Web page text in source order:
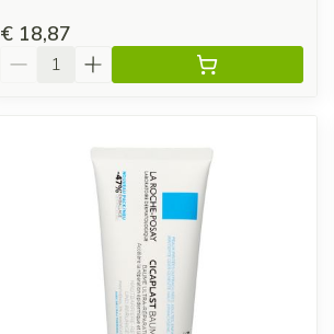
€ 18,87
Aantal